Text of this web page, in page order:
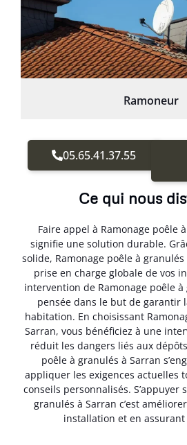
Ramoneur
05.65.41.37.55
Ce qui nous
Faire appel à Ramonage poêle
signifie une solution durable.
solide, Ramonage poêle à
prise en charge globale de vos
intervention de Ramonage poêle
pensée dans le but de garantir
habitation. En choisissant
Sarran, vous bénéficiez à une
réduit les dangers liés aux
poêle à granulés à Sarran
appliquer les exigences actuelles
conseils personnalisés. S’appuyer
granulés à Sarran c’est
installation et en assurant